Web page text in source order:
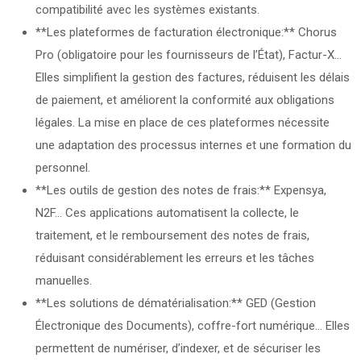
compatibilité avec les systèmes existants.
**Les plateformes de facturation électronique:** Chorus
Pro (obligatoire pour les fournisseurs de l’État), Factur-X…
Elles simplifient la gestion des factures, réduisent les délais
de paiement, et améliorent la conformité aux obligations
légales. La mise en place de ces plateformes nécessite
une adaptation des processus internes et une formation du
personnel.
**Les outils de gestion des notes de frais:** Expensya,
N2F… Ces applications automatisent la collecte, le
traitement, et le remboursement des notes de frais,
réduisant considérablement les erreurs et les tâches
manuelles.
**Les solutions de dématérialisation:** GED (Gestion
Électronique des Documents), coffre-fort numérique… Elles
permettent de numériser, d’indexer, et de sécuriser les